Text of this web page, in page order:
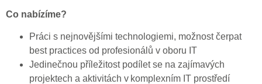
Co nabízíme?
Práci s nejnovějšími technologiemi, možnost čerpat
best practices od profesionálů v oboru IT
Jedinečnou příležitost podílet se na zajímavých
projektech a aktivitách v komplexním IT prostředí